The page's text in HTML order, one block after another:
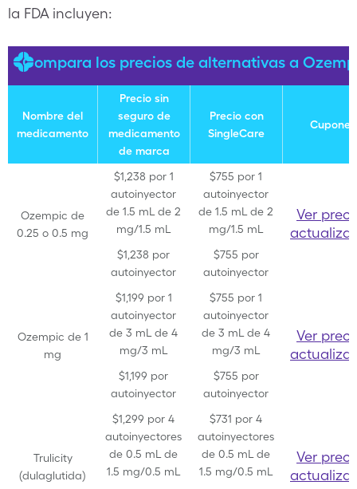
la FDA incluyen:
Compara los precios de alternativas a
Nombre del
medicamento
Precio sin
seguro de
medicamento
de marca
Precio con
SingleCare
Cupones
Ozempic de
0.25 o 0.5 mg
$1,238 por 1
autoinyector
de 1.5 mL de 2
mg/1.5 mL
$755 por 1
autoinyector
de 1.5 mL de 2
mg/1.5 mL
Ver
$1,238 por
autoinyector
$755 por
autoinyector
Ozempic de 1
mg
$1,199 por 1
autoinyector
de 3 mL de 4
mg/3 mL
$755 por 1
autoinyector
de 3 mL de 4
mg/3 mL
Ver
$1,199 por
autoinyector
$755 por
autoinyector
Trulicity
(dulaglutida)
$1,299 por 4
autoinyectores
de 0.5 mL de
1.5 mg/0.5 mL
$731 por 4
autoinyectores
de 0.5 mL de
1.5 mg/0.5 mL
Ver